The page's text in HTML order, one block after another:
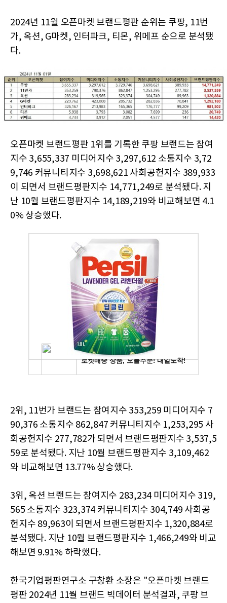
2024년 11월 오픈마켓 브랜드평판 순위는 쿠팡, 11번
가, 옥션, G마켓, 인터파크, 티몬, 위메프 순으로 분석됐
다.
오픈마켓 브랜드평판 1위를 기록한 쿠팡 브랜드는 참여
지수 3,655,337 미디어지수 3,297,612 소통지수 3,72
9,746 커뮤니티지수 3,698,621 사회공헌지수 389,933
이 되면서 브랜드평판지수 14,771,249로 분석됐다. 지
난 10월 브랜드평판지수 14,189,219와 비교해보면 4.1
0% 상승했다.​
2위, 11번가 브랜드는 참여지수 353,259 미디어지수 7
90,376 소통지수 862,847 커뮤니티지수 1,253,295 사
회공헌지수 277,782가 되면서 브랜드평판지수 3,537,5
59로 분석됐다. 지난 10월 브랜드평판지수 3,109,462
와 비교해보면 13.77% 상승했다.​
3위, 옥션 브랜드는 참여지수 283,234 미디어지수 319,
565 소통지수 323,374 커뮤니티지수 304,749 사회공
헌지수 89,963이 되면서 브랜드평판지수 1,320,884로
분석됐다. 지난 10월 브랜드평판지수 1,466,249와 비교
해보면 9.91% 하락했다.​
한국기업평판연구소 구창환 소장은 "오픈마켓 브랜드
평판 2024년 11월 브랜드 빅데이터 분석결과, 쿠팡 브